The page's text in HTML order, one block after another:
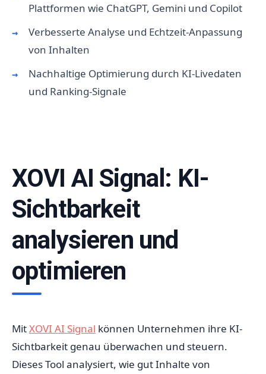
Plattformen wie ChatGPT, Gemini und Copilot
Verbesserte Analyse und Echtzeit-Anpassung
von Inhalten
Nachhaltige Optimierung durch KI-Livedaten
und Ranking-Signale
XOVI AI Signal: KI-
Sichtbarkeit
analysieren und
optimieren
MitXOVI AI Signal können Unternehmen ihre KI-
Sichtbarkeit genau überwachen und steuern.
Dieses Tool analysiert, wie gut Inhalte von